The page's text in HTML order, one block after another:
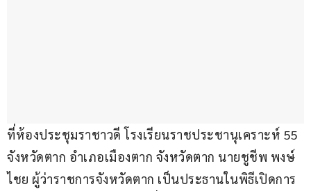
ที่ห้องประชุมราชาวดี โรงเรียนราชประชานุเคราะห์ 55
จังหวัดตาก อำเภอเมืองตาก จังหวัดตาก นายชูชีพ พงษ์
ไชย ผู้ว่าราชการจังหวัดตาก เป็นประธานในพิธีเปิดการ